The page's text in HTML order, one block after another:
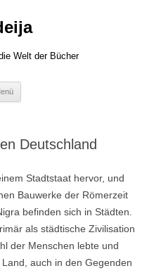
Welt der Bücher
Deutschland
Stadtstaat hervor, und
Bauwerke der Römerzeit
befinden sich in Städten.
als städtische Zivilisation
der Menschen lebte und
auch in den Gegenden